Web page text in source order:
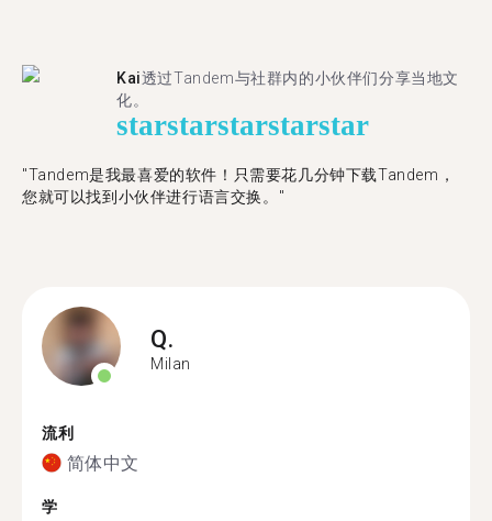
Kai透过Tandem与社群内的小伙伴们分享当地文
化。
starstarstarstarstar
"Tandem是我最喜爱的软件！只需要花几分钟下载Tandem，
您就可以找到小伙伴进行语言交换。"
Q.
Milan
流利
简体中文
学